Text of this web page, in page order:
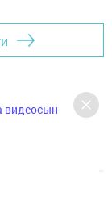
видеосын